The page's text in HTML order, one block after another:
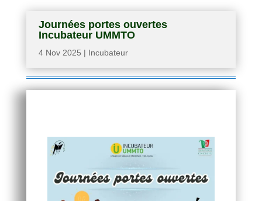
Journées portes ouvertes
Incubateur UMMTO
4 Nov 2025 | Incubateur